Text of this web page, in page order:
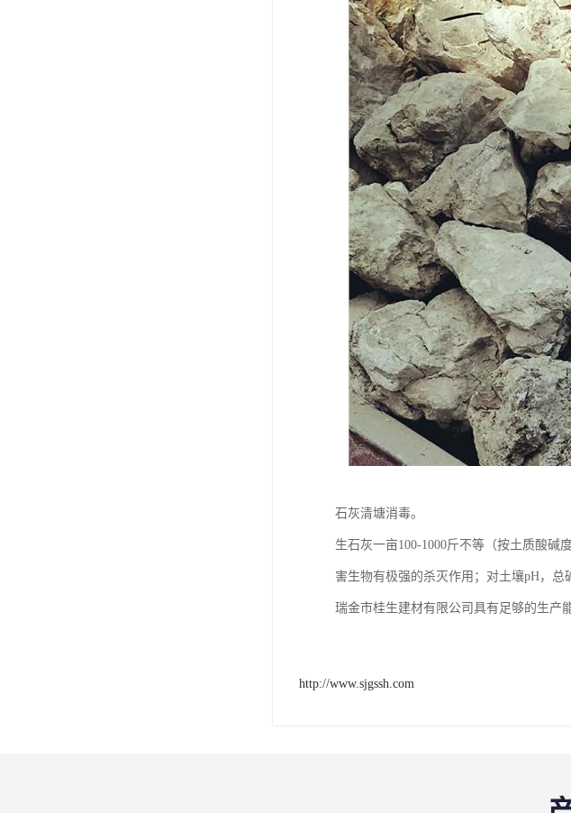
石灰清塘消毒。
生石灰一亩100-1000斤不等（按土质酸
害生物有极强的杀灭作用；对土壤pH，总
瑞金市桂生建材有限公司具有足够的生产
http://www.sjgssh.com